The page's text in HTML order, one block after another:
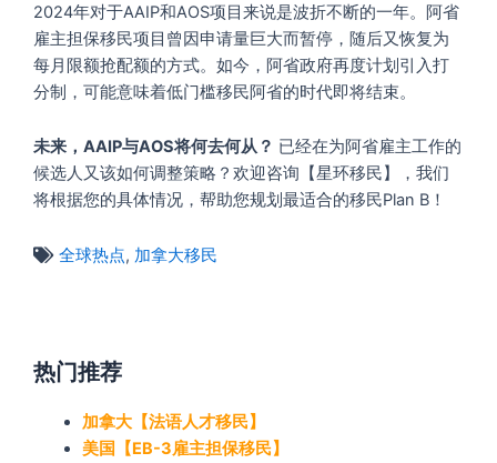
2024年对于AAIP和AOS项目来说是波折不断的一年。阿省
雇主担保移民项目曾因申请量巨大而暂停，随后又恢复为
每月限额抢配额的方式。如今，阿省政府再度计划引入打
分制，可能意味着低门槛移民阿省的时代即将结束。
未来，AAIP与AOS将何去何从？ 已经在为阿省雇主工作的
候选人又该如何调整策略？欢迎咨询【星环移民】，我们
将根据您的具体情况，帮助您规划最适合的移民Plan B！
全球热点, 加拿大移民
热门推荐
加拿大【法语人才移民】
美国【EB-3雇主担保移民】